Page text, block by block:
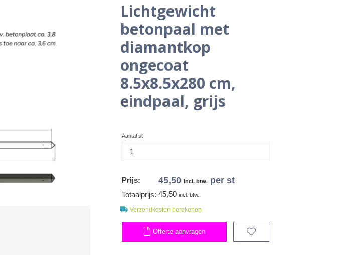
Lichtgewicht
betonpaal met
diamantkop
ongecoat
8.5x8.5x280 cm,
eindpaal, grijs
Aantal st
Prijs: 45,50 incl. btw. per st
Totaalprijs: 45,50 incl. btw.
Verzendkosten berekenen
Offerte aanvragen